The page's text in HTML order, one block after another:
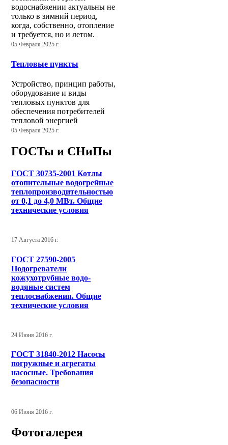
водоснабжении актуальны не
только в зимний период,
когда, собственно, отопление
и требуется, но и летом.
05 Февраля 2025 г.
Тепловые пункты
Устройство, принцип работы,
оборудование и виды
тепловых пунктов для
обеспечения потребителей
тепловой энергией
05 Февраля 2025 г.
ГОСТы и СНиПы
ГОСТ 30735-2001 Котлы
отопительные водогрейные
теплопроизводительностью
от 0,1 до 4,0 МВт. Общие
технические условия
17 Августа 2016 г.
ГОСТ 27590-2005
Подогреватели
кожухотрубные водо-
водяные систем
теплоснабжения. Общие
технические условия
24 Июня 2016 г.
ГОСТ 31840-2012 Насосы
погружные и агрегаты
насосные. Требования
безопасности
06 Июня 2016 г.
Фотогалерея